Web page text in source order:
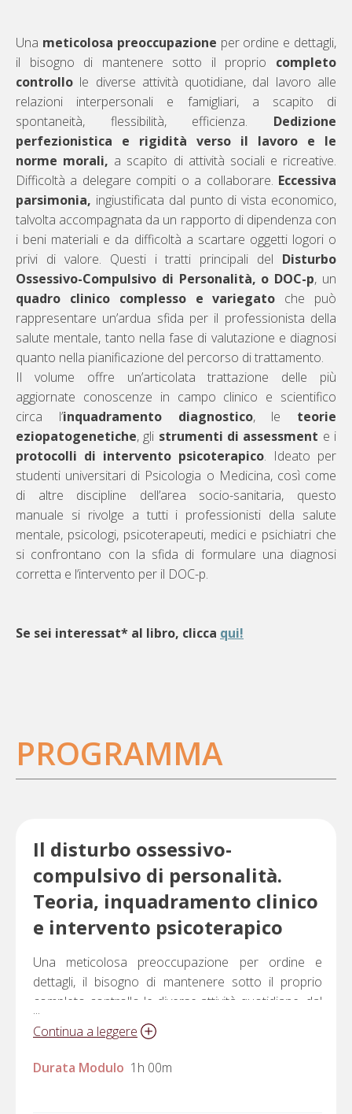
Una meticolosa preoccupazione per ordine e dettagli,
il bisogno di mantenere sotto il proprio completo
controllo le diverse attività quotidiane, dal lavoro alle
relazioni interpersonali e famigliari, a scapito di
spontaneità, flessibilità, efficienza. Dedizione
perfezionistica e rigidità verso il lavoro e le
norme morali, a scapito di attività sociali e ricreative.
Difficoltà a delegare compiti o a collaborare. Eccessiva
parsimonia, ingiustificata dal punto di vista economico,
talvolta accompagnata da un rapporto di dipendenza con
i beni materiali e da difficoltà a scartare oggetti logori o
privi di valore. Questi i tratti principali del Disturbo
Ossessivo-Compulsivo di Personalità, o DOC-p, un
quadro clinico complesso e variegato che può
rappresentare un’ardua sfida per il professionista della
salute mentale, tanto nella fase di valutazione e diagnosi
quanto nella pianificazione del percorso di trattamento.
Il volume offre un’articolata trattazione delle più
aggiornate conoscenze in campo clinico e scientifico
circa l’inquadramento diagnostico, le teorie
eziopatogenetiche, gli strumenti di assessment e i
protocolli di intervento psicoterapico. Ideato per
studenti universitari di Psicologia o Medicina, così come
di altre discipline dell’area socio-sanitaria, questo
manuale si rivolge a tutti i professionisti della salute
mentale, psicologi, psicoterapeuti, medici e psichiatri che
si confrontano con la sfida di formulare una diagnosi
corretta e l’intervento per il DOC-p.
Se sei interessat* al libro, clicca qui!
PROGRAMMA
Il disturbo ossessivo-
compulsivo di personalità.
Teoria, inquadramento clinico
e intervento psicoterapico
Una meticolosa preoccupazione per ordine e
dettagli, il bisogno di mantenere sotto il proprio
completo controllo le diverse attività quotidiane, dal
lavoro alle relazioni interpersonali e famigliari, a
scapito di spontaneità, flessibilità, efficienza.
Dedizione perfezionistica e rigidità verso il lavoro e
...
Continua a leggere
Durata Modulo 1h 00m